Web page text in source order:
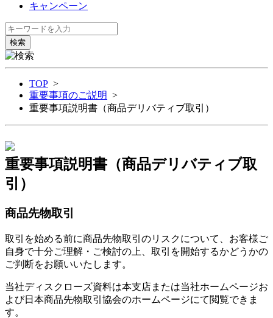
キャンペーン
TOP >
重要事項のご説明 >
重要事項説明書（商品デリバティブ取引）
重要事項説明書（商品デリバティブ取
引）
商品先物取引
取引を始める前に商品先物取引のリスクについて、お客様ご
自身で十分ご理解・ご検討の上、取引を開始するかどうかの
ご判断をお願いいたします。
当社ディスクローズ資料は本支店または当社ホームページお
よび日本商品先物取引協会のホームページにて閲覧できま
す。